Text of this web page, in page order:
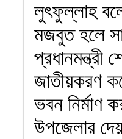
লুৎফুল্লাহ
মজবুত হলে
প্রধানমন্ত্রী
জাতীয়করণ
ভবন নির্মাণ
উপজেলার